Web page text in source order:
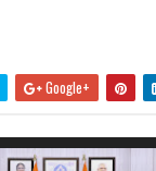
Google+